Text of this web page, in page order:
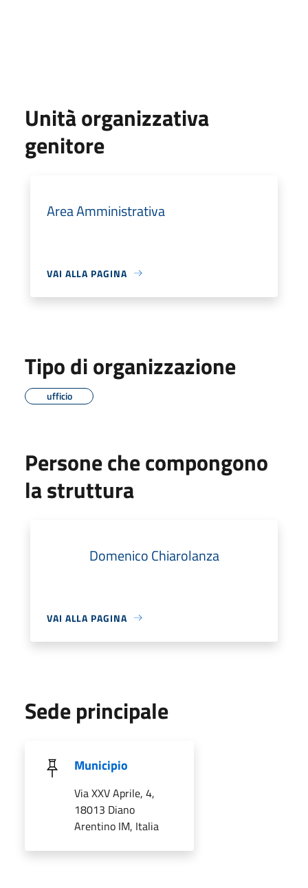
Unità organizzativa
genitore
Area Amministrativa
VAI ALLA PAGINA
Tipo di organizzazione
ufficio
Persone che compongono
la struttura
Domenico Chiarolanza
VAI ALLA PAGINA
Sede principale
Municipio
Via XXV Aprile, 4,
18013 Diano
Arentino IM, Italia